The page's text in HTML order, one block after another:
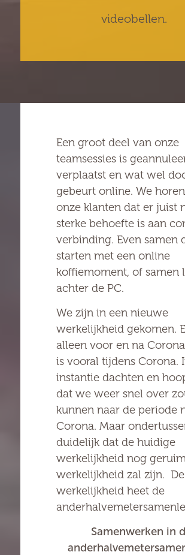
videobellen.
Een groot deel van onze
teamsessies is
verplaatst en wat wel
gebeurt online. We
onze klanten dat er juist
sterke behoefte is aan
verbinding. Even samen
starten met een online
koffiemoment, of samen
achter de PC.
We zijn in een nieuwe
werkelijkheid gekomen.
alleen voor en na
is vooral tijdens Corona.
instantie dachten en
dat we weer snel over
kunnen naar de periode
Corona. Maar
duidelijk dat de huidige
werkelijkheid nog
werkelijkheid zal zijn.
werkelijkheid heet de
Samenwerken in